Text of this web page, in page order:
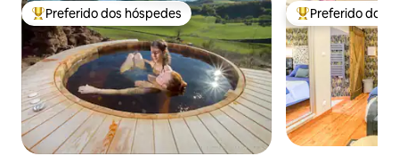
Entre os melhores preferidos dos hóspedes
Preferido dos hóspedes Entre os
Preferido dos